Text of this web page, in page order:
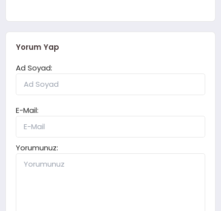
Yorum Yap
Ad Soyad:
E-Mail:
Yorumunuz: